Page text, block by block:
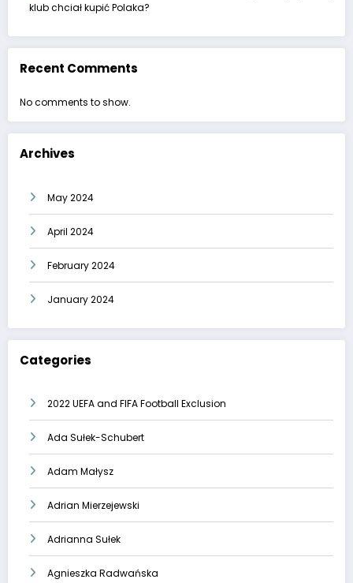
klub chciał kupić Polaka?
Recent Comments
No comments to show.
Archives
May 2024
April 2024
February 2024
January 2024
Categories
2022 UEFA and FIFA Football Exclusion
Ada Sułek-Schubert
Adam Małysz
Adrian Mierzejewski
Adrianna Sułek
Agnieszka Radwańska